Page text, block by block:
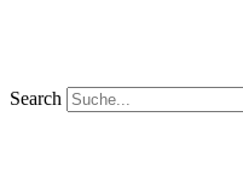
Search